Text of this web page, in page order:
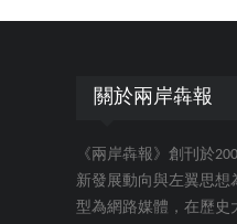
關於兩岸犇報
《兩岸犇報》創刊於
新發展動向與左翼思想
型為網路媒體，在歷史